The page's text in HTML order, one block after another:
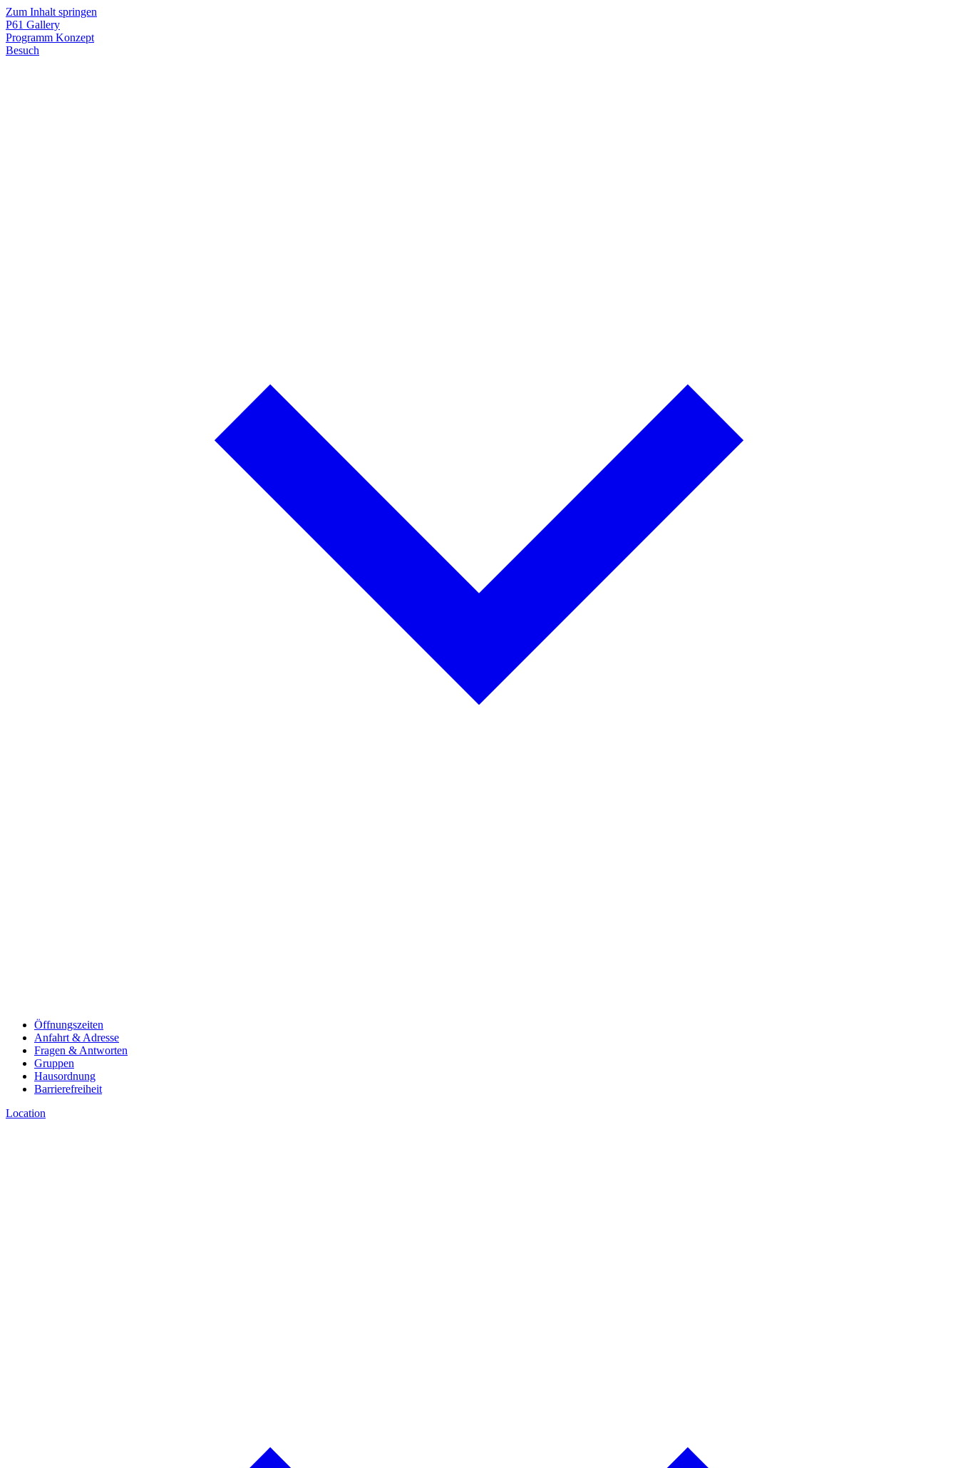
Zum Inhalt springen
P61 Gallery
Programm Konzept
Besuch
Öffnungszeiten
Anfahrt & Adresse
Fragen & Antworten
Gruppen
Hausordnung
Barrierefreiheit
Location